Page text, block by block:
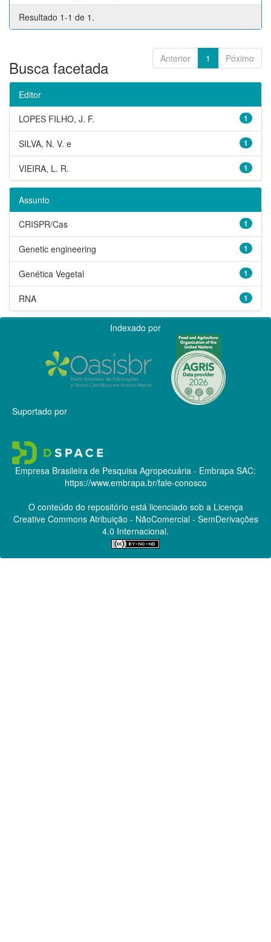
Resultado 1-1 de 1.
Anterior 1 Póximo
Busca facetada
Editor
1
LOPES FILHO, J. F.
1
SILVA, N. V. e
1
VIEIRA, L. R.
Assunto
1
CRISPR/Cas
1
Genetic engineering
1
Genética Vegetal
1
RNA
Indexado por
Suportado por
Empresa Brasileira de Pesquisa Agropecuária - Embrapa SAC:
https://www.embrapa.br/fale-conosco
O conteúdo do repositório está licenciado sob a Licença
Creative CommonsAtribuição - NãoComercial - SemDerivações
4.0 Internacional.